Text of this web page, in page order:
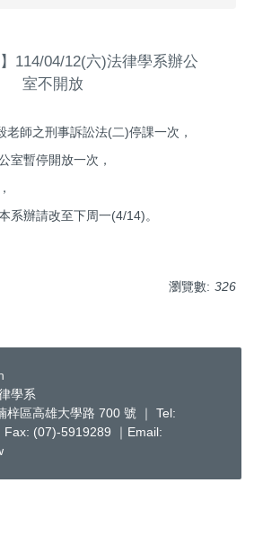
114/04/12(六)法律學系辦公
室不開放
老師之刑事訴訟法(二)停課一次，
室暫停開放一次，
系辦請改至下周一(4/14)。
瀏覽數: 326
學系
梓區高雄大學路 700 號 ｜ Tel:
Fax: (07)-5919289 ｜Email: